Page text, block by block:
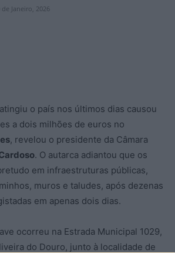
de Janeiro, 2026
o país nos últimos dias causou
a dois milhões de euros no
, revelou o presidente da Câmara
. O autarca adiantou que os
em infraestruturas públicas,
muros e taludes, após dezenas
em apenas dois dias.
ocorreu na Estrada Municipal 1029,
do Douro, junto à localidade de